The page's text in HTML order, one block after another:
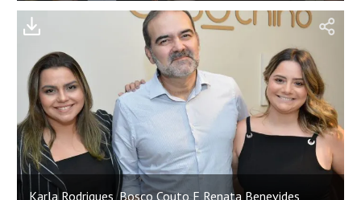
;
Karla Rodrigues, Bosco Couto E Renata Benevides